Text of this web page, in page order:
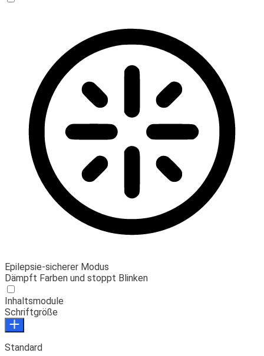
Epilepsie-sicherer Modus
Dämpft Farben und stoppt Blinken
Inhaltsmodule
Schriftgröße
Standard